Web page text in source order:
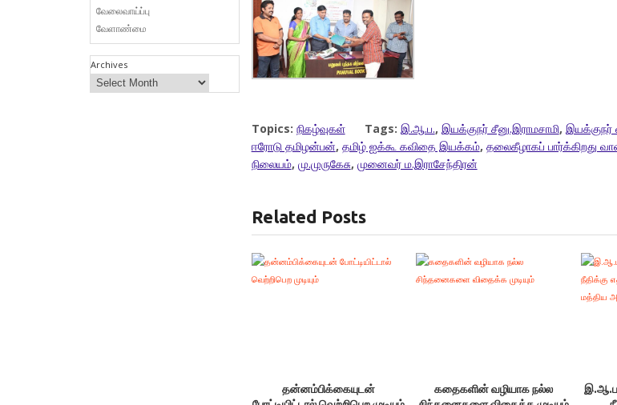
Topics: நிகழ்வுகள் Tags: இ.ஆ.ப., இயக்குநர் சீனு.இராமசாமி,
ஈரோடு தமிழன்பன், தமிழ் ஐக்கூ கவிதை இயக்கம், தலைகீழாகப் பார்க்கிறது
நிலையம், மு.முருகேசு, முனைவர் ம.இராசேந்திரன்
Related Posts
தன்னம்பிக்கையுடன்
கதைகளின் வழியாக நல்ல
வேலைவாய்ப்பு
வேளாண்மை
Archives